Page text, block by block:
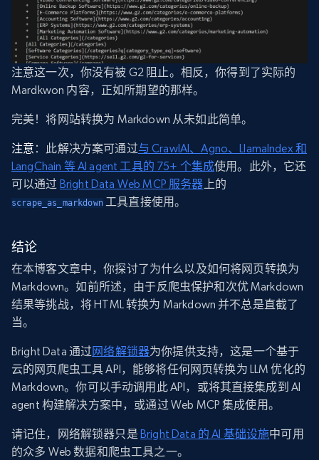
注意这一次，你没有被 G2 阻止。相反，你得到了实际的
Mardkwon 内容，正如所期望的那样。
完美！将网站转换为 Markdown 从未如此简单。
注意 ：此解决方案可通过与 CrawlAI、Agno、LlamaIndex 和
LangChain 等 AI agent 工具的 75+ 个集成使用。此外，它还
可以通过 Bright Data Web MCP 服务器上的
scrape_as_markdown工具直接使用。
结论
在本博客文章中，你探讨了为什么以及如何将网页转换为
Markdown。如前所述，由于反爬虫保护和次优 Markdown
结果等挑战，将 HTML 转换为 Markdown 并不总是直截了
当。
Bright Data 通过 网络解锁器为你提供支持，这是一个基于
云的网页爬虫工具 API，能够将任何网页转换为 LLM 优化的
Markdown。你可以手动调用此 API，或将其直接集成到 AI
agent 构建解决方案中，或通过 Web MCP 集成使用。
请记住，网络解锁器只是 Bright Data 的 AI 基础设施中可用
的众多 Web 数据和爬虫工具之一。